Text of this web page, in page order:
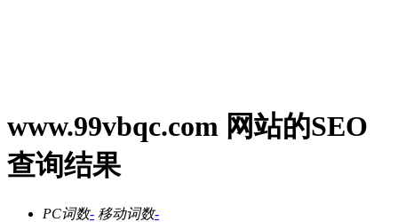
www.99vbqc.com 网站的SEO
查询结果
PC词数- 移动词数-